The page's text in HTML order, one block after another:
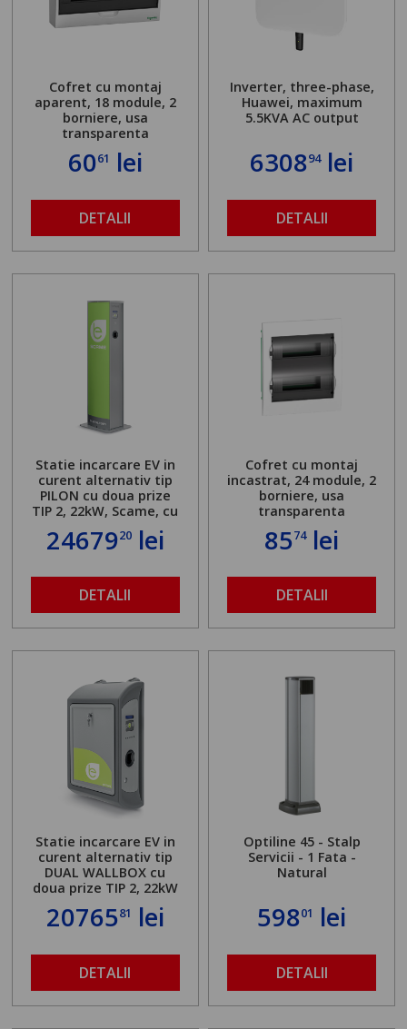
Cofret cu montaj
aparent, 18 module, 2
borniere, usa
transparenta
6061 lei
DETALII
Inverter, three-phase,
Huawei, maximum
5.5KVA AC output
630894lei
DETALII
Statie incarcare EV in
curent alternativ tip
PILON cu doua prize
TIP 2, 22kW, Scame, cu
2467920lei
DETALII
Cofret cu montaj
incastrat, 24 module, 2
borniere, usa
transparenta
8574lei
DETALII
Statie incarcare EV in
curent alternativ tip
DUAL WALLBOX cu
doua prize TIP 2, 22kW
2076581 lei
DETALII
Optiline 45 - Stalp
Servicii - 1 Fata -
Natural
59801 lei
DETALII